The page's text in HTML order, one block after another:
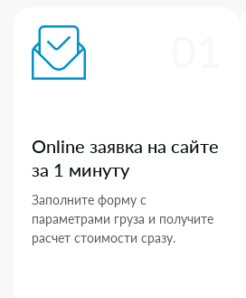
Online заявка на сайте
за 1 минуту
Заполните форму с
параметрами груза и получите
расчет стоимости сразу.